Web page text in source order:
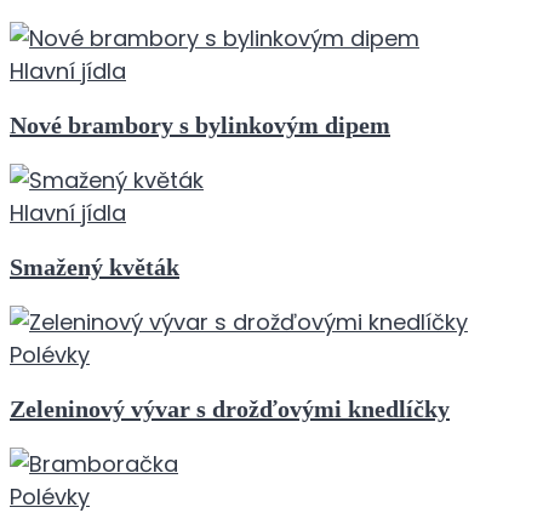
Hlavní jídla
Nové brambory s bylinkovým dipem
Hlavní jídla
Smažený květák
Polévky
Zeleninový vývar s drožďovými knedlíčky
Polévky